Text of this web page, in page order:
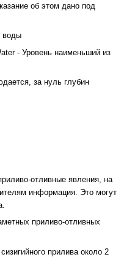
об этом дано под
воды
- Уровень наименьший из
за нуль глубин
отливные явления, на
информация. Это могут
приливо-отливных
прилива около 2